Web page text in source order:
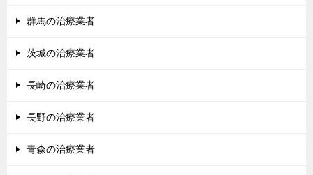
群馬の治療業者
茨城の治療業者
長崎の治療業者
長野の治療業者
青森の治療業者